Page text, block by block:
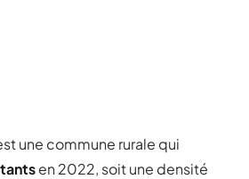
une commune rurale qui
en 2022, soit une densité